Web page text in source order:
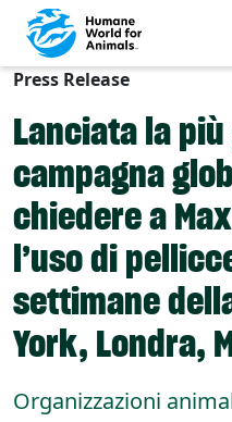
Skip to main content
Press Release
Lanciata la
campagna
chiedere a
l’uso di
settimane
York, Londra,
Organizzazioni